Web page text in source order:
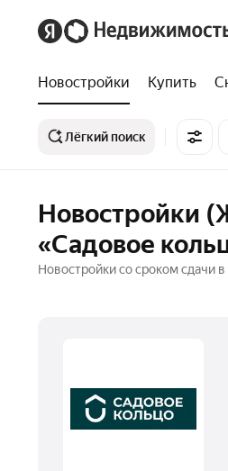
Новостройки Купить
Лёгкий поиск
Новостройки
«Садовое
Новостройки со сроком сдачи